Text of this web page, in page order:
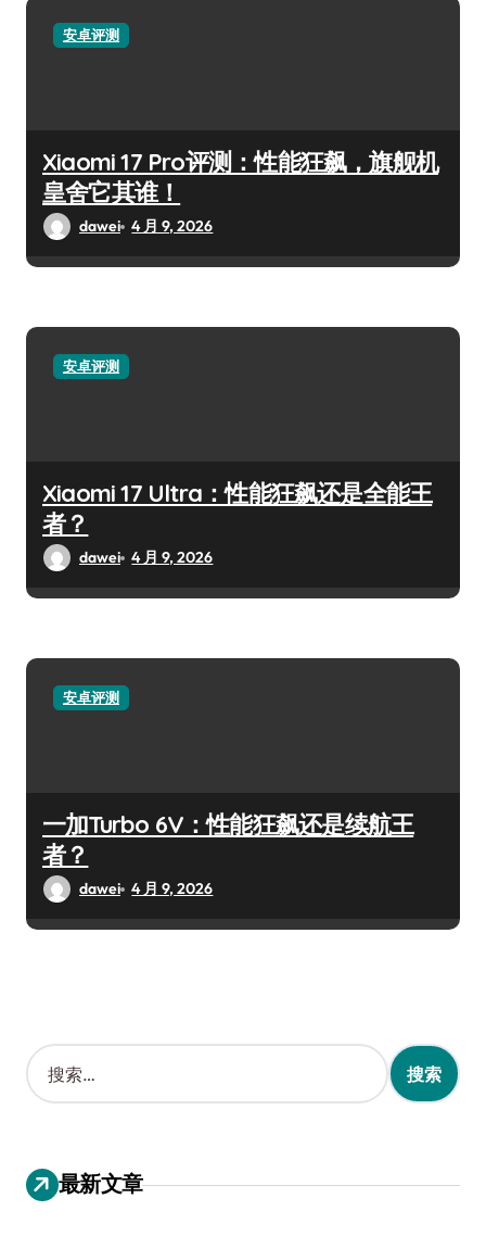
安卓评测
Xiaomi 17 Pro评测：性能狂飙，旗舰机
皇舍它其谁！
dawei 4 月 9, 2026
安卓评测
Xiaomi 17 Ultra：性能狂飙还是全能王
者？
dawei 4 月 9, 2026
安卓评测
一加Turbo 6V：性能狂飙还是续航王
者？
dawei 4 月 9, 2026
搜
索
：
最新文章